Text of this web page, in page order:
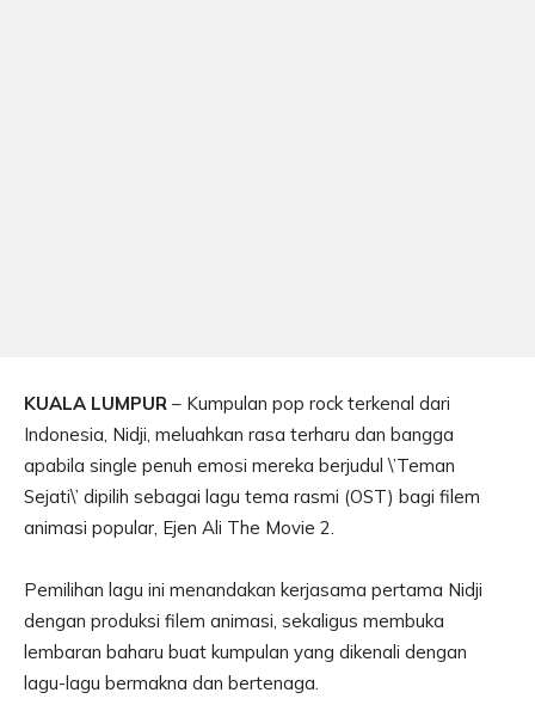
KUALA LUMPUR – Kumpulan pop rock terkenal dari
Indonesia, Nidji, meluahkan rasa terharu dan bangga
apabila single penuh emosi mereka berjudul \’Teman
Sejati\’ dipilih sebagai lagu tema rasmi (OST) bagi filem
animasi popular, Ejen Ali The Movie 2.
Pemilihan lagu ini menandakan kerjasama pertama Nidji
dengan produksi filem animasi, sekaligus membuka
lembaran baharu buat kumpulan yang dikenali dengan
lagu-lagu bermakna dan bertenaga.